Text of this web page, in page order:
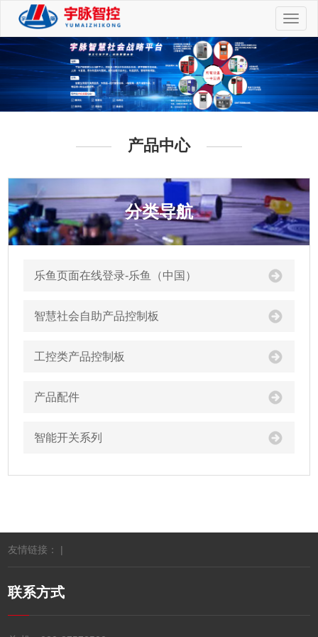
切
换
航
产品中心
分类导航
乐鱼页面在线登录-乐鱼（中国）
智慧社会自助产品控制板
工控类产品控制板
产品配件
智能开关系列
友情链接： |
联系方式